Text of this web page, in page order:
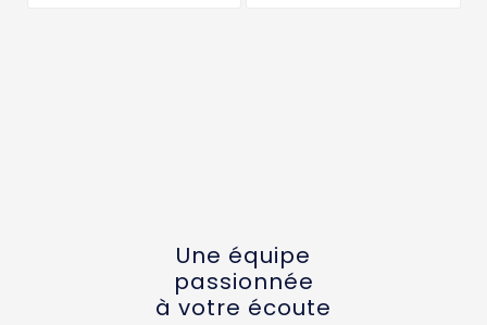
Une équipe
passionnée
à votre écoute